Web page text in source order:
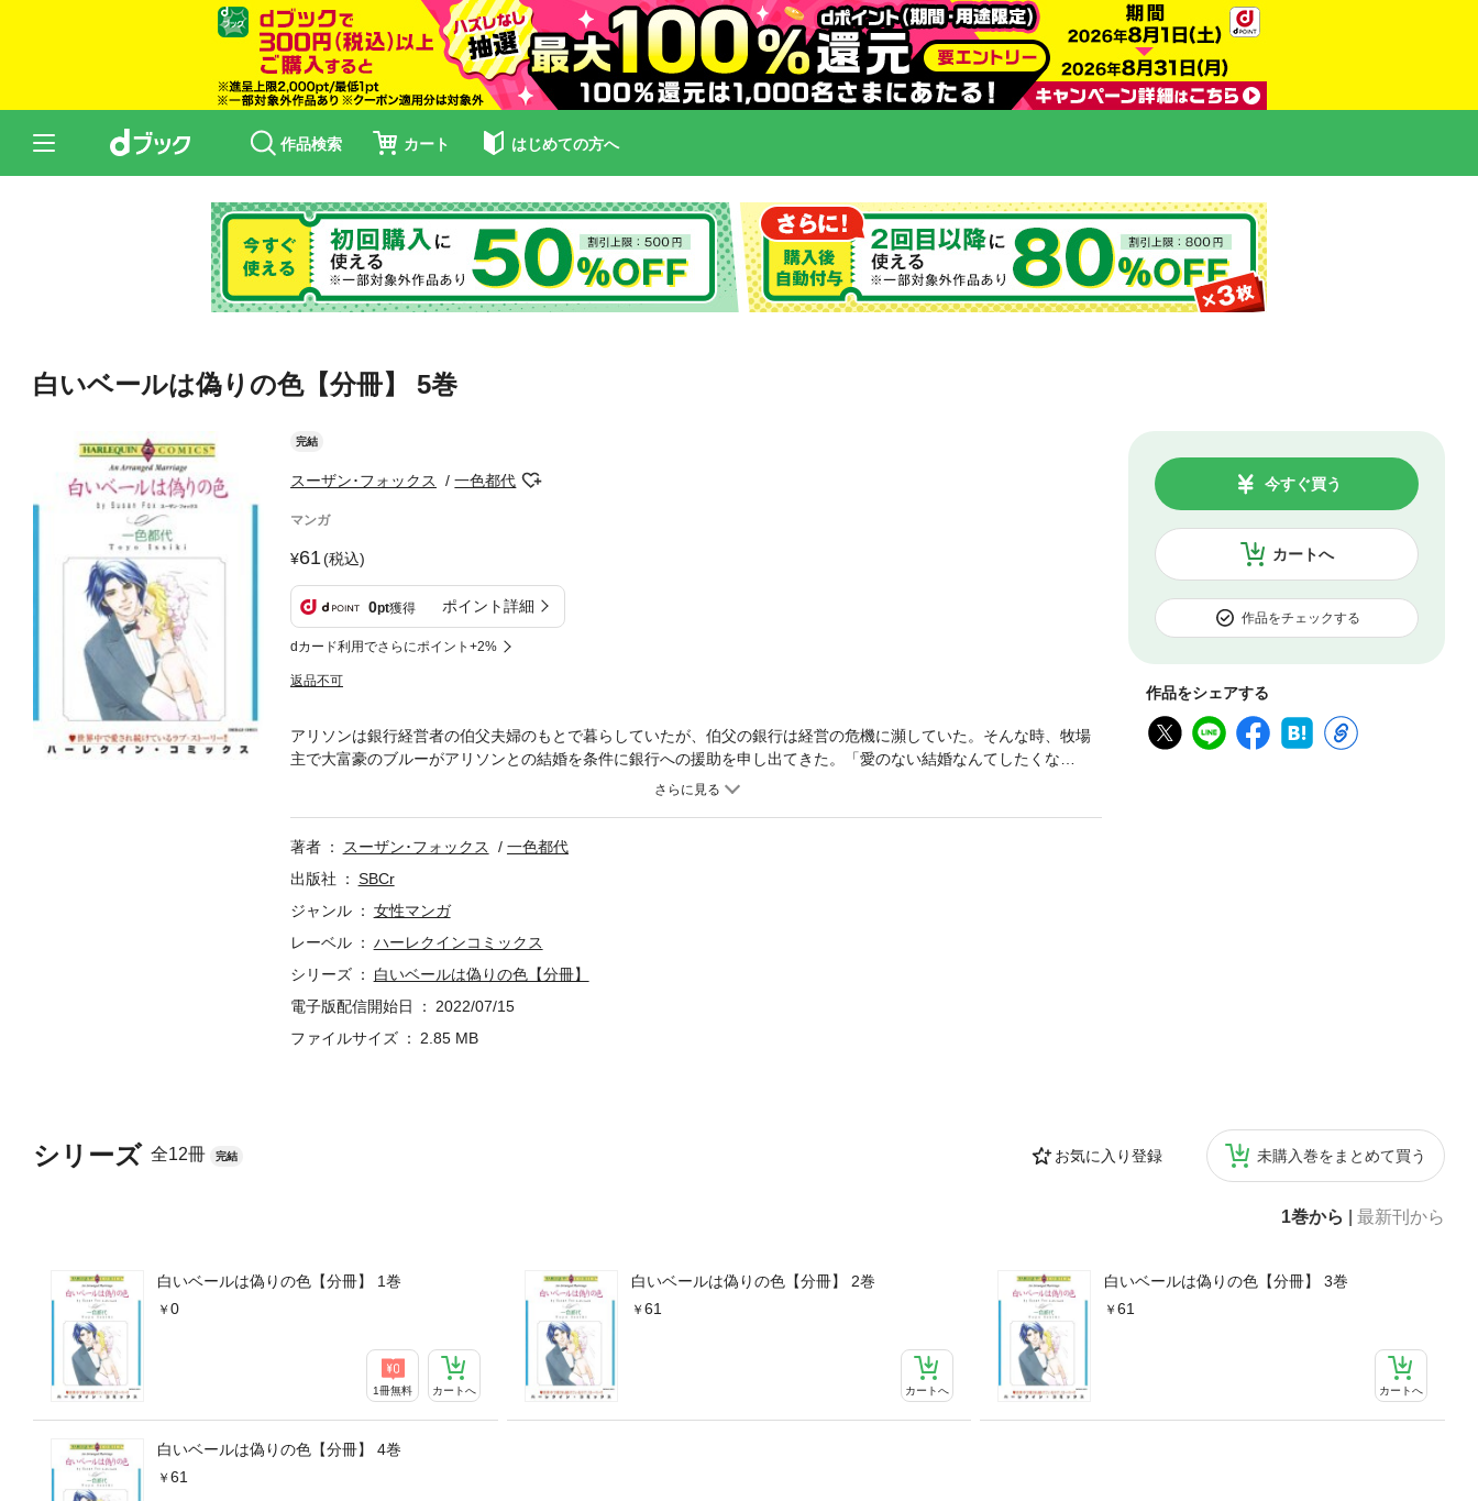
作品検索 カート はじめての方へ
白いベールは偽りの色【分冊】 5巻
完結
スーザン･フォックス 一色都代
マンガ
61(税込)
0pt獲得 ポイント詳細
dカード利用でさらにポイント+2%
返品不可
カートへ
今すぐ買う
作品をチェックする
作品をシェアする
シリーズ 全12冊 完結 お気に入り登録 未購入巻をまとめて買う
1巻から 最新刊から
白いベールは偽りの色【分冊】 1巻
0
1冊無料 カートへ
白いベールは偽りの色【分冊】 2巻
61
カートへ
白いベールは偽りの色【分冊】 3巻
61
カートへ
白いベールは偽りの色【分冊】 4巻
61
アリソンは銀行経営者の伯父夫婦のもとで暮らしていたが、伯父の銀行は経営の危機に瀕していた。そんな時、牧場
主で大富豪のブルーがアリソンとの結婚を条件に銀行への援助を申し出てきた。「愛のない結婚なんてしたくな
い！」そう思いながらも、伯父夫婦のためにブルーの屋敷に向かったアリソンだったが・・・。
著者 スーザン･フォックス
一色都代
出版社
SBCr
ジャンル
女性マンガ
レーベル
ハーレクインコミックス
シリーズ
白いベールは偽りの色【分冊】
電子版配信開始日
2022/07/15
ファイルサイズ
2.85 MB